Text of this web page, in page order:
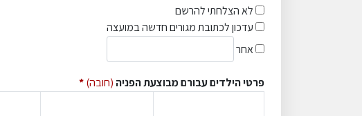
לא הצלחתי להרשם
עדכון לכתובת מגורים חדשה במועצה
אחר
פרטי הילדים עבורם מבוצעת הפניה (חובה)